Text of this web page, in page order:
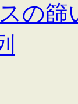
の篩